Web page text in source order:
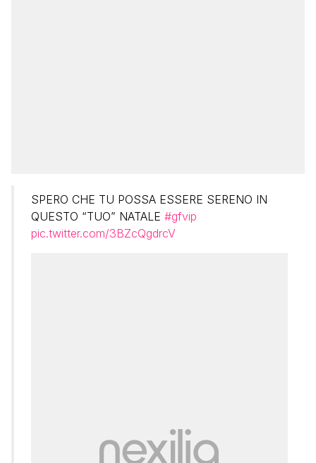
SPERO CHE TU POSSA ESSERE SERENO IN
QUESTO “TUO” NATALE #gfvip
pic.twitter.com/3BZcQgdrcV